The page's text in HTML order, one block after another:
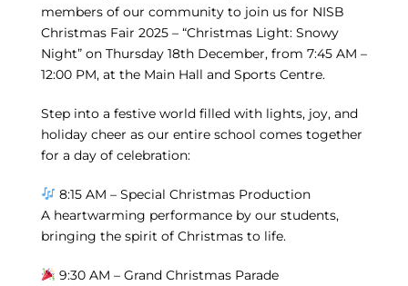
members of our community to join us for NISB
Christmas Fair 2025 – “Christmas Light: Snowy
Night” on Thursday 18th December, from 7:45 AM –
12:00 PM, at the Main Hall and Sports Centre.
Step into a festive world filled with lights, joy, and
holiday cheer as our entire school comes together
for a day of celebration:
8:15 AM – Special Christmas Production
A heartwarming performance by our students,
bringing the spirit of Christmas to life.
9:30 AM – Grand Christmas Parade